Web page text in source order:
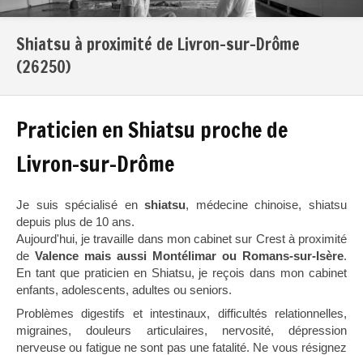
Shiatsu à proximité de Livron-sur-Drôme
(26250)
Praticien en Shiatsu proche de
Livron-sur-Drôme
Je suis spécialisé enshiatsu, médecine chinoise, shiatsu
depuis plus de 10 ans.
Aujourd'hui, je travaille dans mon cabinet sur Crest à proximité
de Valence mais aussi Montélimar ou Romans-sur-Isère.
En tant que praticien en Shiatsu, je reçois dans mon cabinet
enfants, adolescents, adultes ou seniors.
Problèmes digestifs et intestinaux, difficultés relationnelles,
migraines, douleurs articulaires, nervosité, dépression
nerveuse ou fatigue ne sont pas une fatalité. Ne vous résignez